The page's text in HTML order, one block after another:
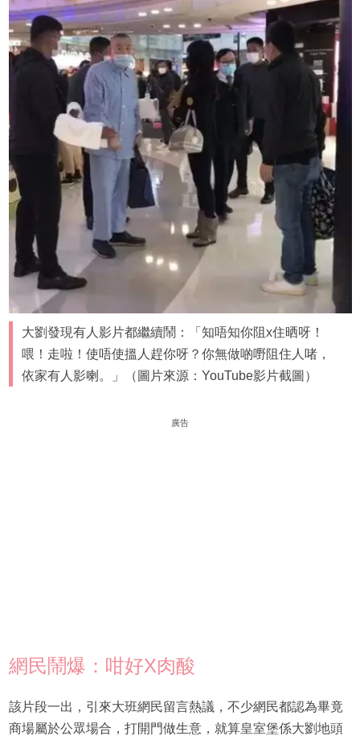
大劉發現有人影片都繼續鬧：「知唔知你阻x住晒呀！
喂！走啦！使唔使搵人趕你呀？你無做啲嘢阻住人啫，
依家有人影喇。」（圖片來源：YouTube影片截圖）
廣告
網民鬧爆：咁好X肉酸
該片段一出，引來大班網民留言熱議，不少網民都認為畢竟
商場屬於公眾場合，打開門做生意，就算皇室堡係大劉地頭